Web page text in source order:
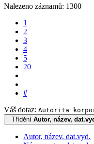
Nalezeno záznamů: 1300
1
2
3
4
5
20
#
Váš dotaz: Autorita
Třídění Autor, název,
Autor, název, dat.vyd.